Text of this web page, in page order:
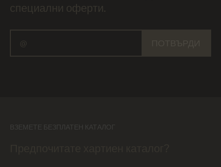
специални оферти.
ВЗЕМЕТЕ БЕЗПЛАТЕН КАТАЛОГ